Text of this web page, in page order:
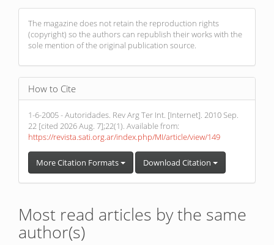
The magazine does not retain the reproduction rights
(copyright) so the authors can republish their works with the
sole mention of the original publication source.
How to Cite
1-6-2005 - Autoridades. Rev Arg Ter Int. [Internet]. 2010 Sep.
22 [cited 2026 Aug. 7];22(1). Available from:
https://revista.sati.org.ar/index.php/MI/article/view/149
More Citation Formats Download Citation
Most read articles by the same
author(s)